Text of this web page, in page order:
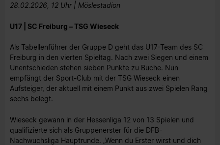
28.02.2026, 12 Uhr | Möslestadion
U17 | SC Freiburg – TSG Wieseck
Als Tabellenführer der Gruppe D geht das U17-Team des SC
Freiburg in den vierten Spieltag. Nach zwei Siegen und einem
Unentschieden stehen sieben Punkte zu Buche. Nun
empfängt der Sport-Club mit der TSG Wieseck einen
Aufsteiger, der aktuell mit einem Punkt aus zwei Spielen Rang
sechs belegt.
Wieseck gewann in der Hessenliga 12 von 13 Spielen und
qualifizierte sich als Gruppenerster für die DFB-
Nachwuchsliga Hauptrunde. „Wenn du Erster wirst und dich